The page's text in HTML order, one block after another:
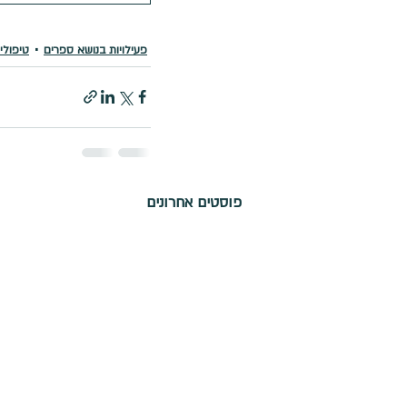
פעילויות בנושא ספרים
פוסטים אחרונים